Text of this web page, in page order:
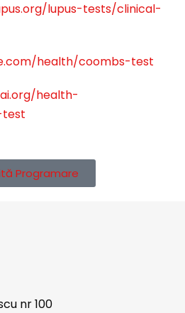
lupus-tests/clinical-
health/coombs-test
health-
Programare
nr 100